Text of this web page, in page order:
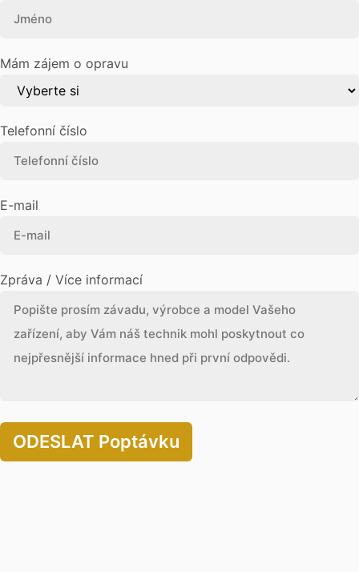
Mám zájem o opravu
Telefonní číslo
E-mail
Zpráva / Více informací
ODESLAT Poptávku